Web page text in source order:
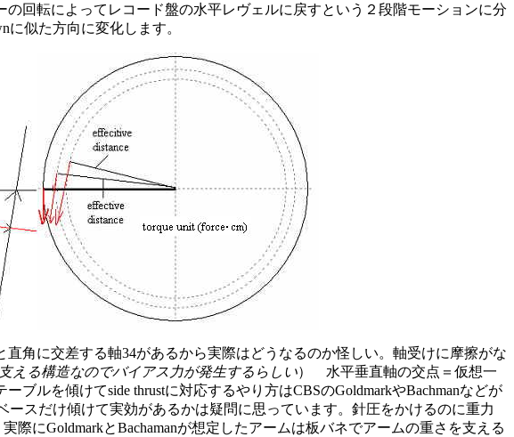
回転によってレコード盤の水平レヴェルに戻すという２段階モーションに分
似た方向に変化します。
角に交差する軸34があるから実際はどうなるのか怪しい。軸受けに摩擦がな
える構造なのでバイアス力が発生するらしい） 水平垂直軸の交点＝仮想一
ブルを傾けてside thrustに対応するやり方はCBSのGoldmarkやBachmanなどが
スだけ傾けて実効があるかは疑問に思っています。針圧をかけるのに重力
際にGoldmarkとBachamanが想定したアームは板バネでアームの重さを支える